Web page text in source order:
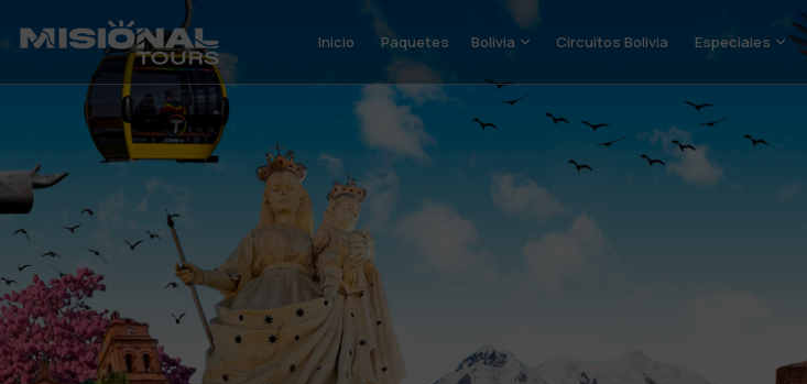
Inicio Paquetes Bolivia Circuitos Bolivia Especiales